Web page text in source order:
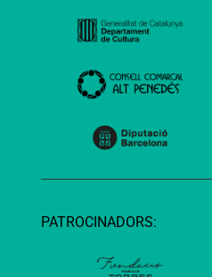
PATROCINADORS: